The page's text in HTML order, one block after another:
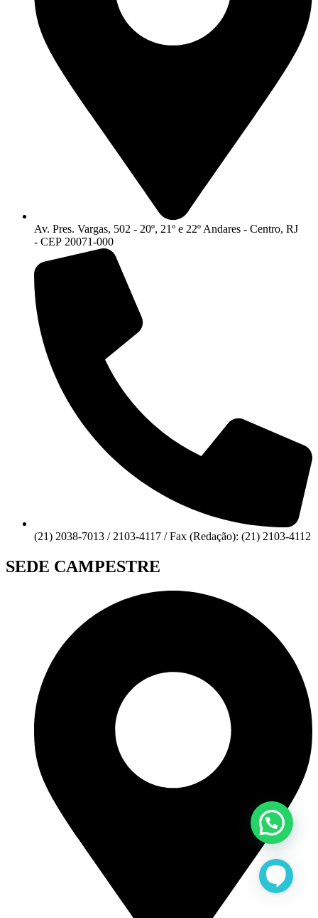
Av. Pres. Vargas, 502 - 20º, 21º e 22º Andares - Centro, RJ
- CEP 20071-000
(21) 2038-7013 / 2103-4117 / Fax (Redação): (21) 2103-4112
SEDE CAMPESTRE